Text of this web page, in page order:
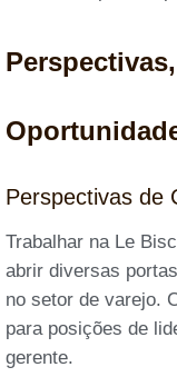
Perspectivas de
Trabalhar na Le
abrir diversas
no setor de varejo.
para posições de
gerente.